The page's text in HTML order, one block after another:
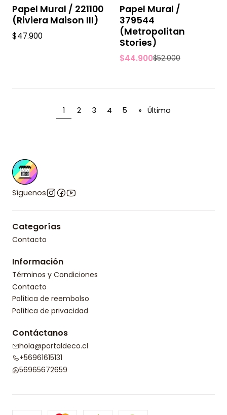
Papel Mural / 221100
(Riviera Maison III)
$47.900
Papel Mural /
379544
(Metropolitan
Stories)
$44.900$52.000
1 2 3 4 5 » Último
Síguenos
Categorías
Contacto
Información
Términos y Condiciones
Contacto
Política de reembolso
Política de privacidad
Contáctanos
hola@portaldeco.cl
+56961615131
56965672659